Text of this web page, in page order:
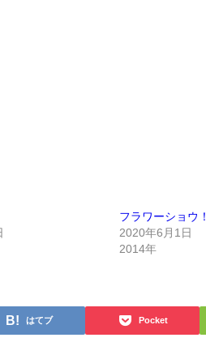
フラワーショウ！
2020年6月1日
2014年
はてブ Pocket